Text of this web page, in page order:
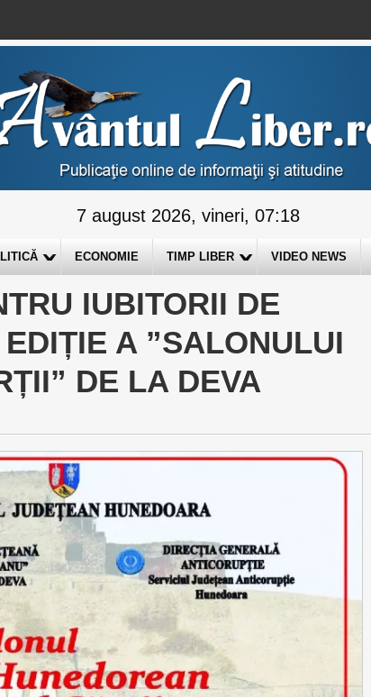
7 august 2026, vineri, 07:18
ECONOMIE TIMP LIBER VIDEO NEWS
IUBITORII DE
A ”SALONULUI
DE LA DEVA